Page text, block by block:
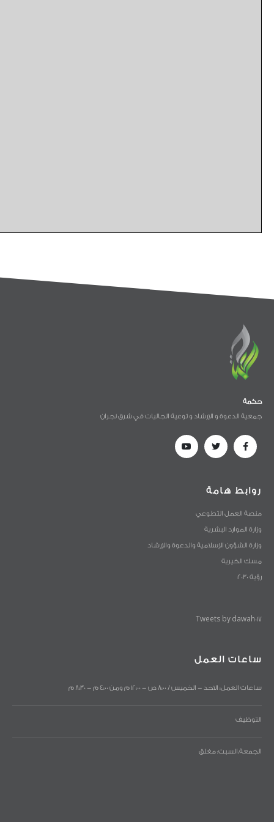
حكمة
جمعية الدعوة و الإرشاد و توعية الجاليات في شرق نجران
روابط هامة
منصة العمل التطوعي
وزارة الموارد البشرية
وزارة الشؤون الإسلامية والدعوة والإرشاد
مسك الخيرية
رؤية 2030
Tweets by dawah017
ساعات العمل
ساعات العمل: الاحد - الخميس / 8:00 ص - 12:00 م ومن 4:00 م - 8:30 م
التوظيف
الجمعة،السبت: مغلق